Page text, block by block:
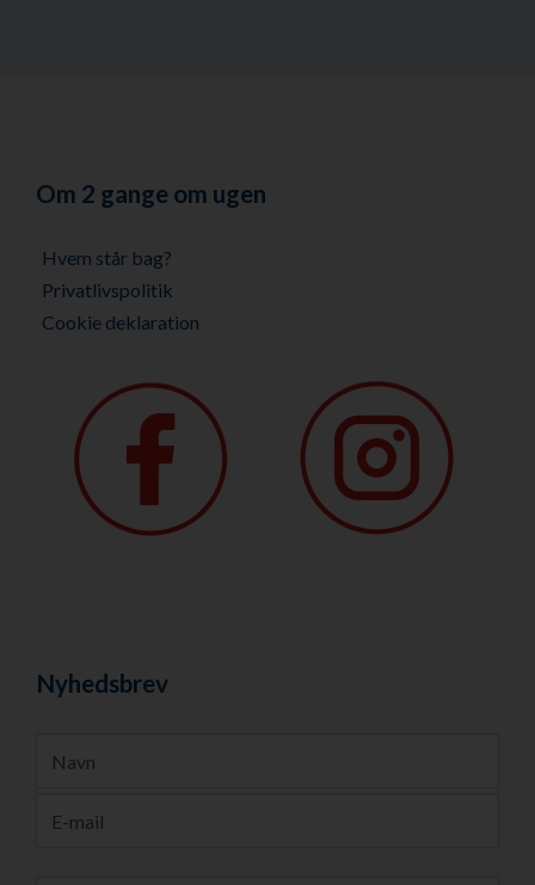
Om 2 gange om ugen
Hvem står bag?
Privatlivspolitik
Cookie deklaration
Nyhedsbrev